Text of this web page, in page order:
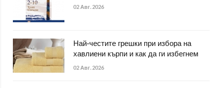
02 Авг. 2026
Най-честите грешки при избора на
хавлиени кърпи и как да ги избегнем
02 Авг. 2026